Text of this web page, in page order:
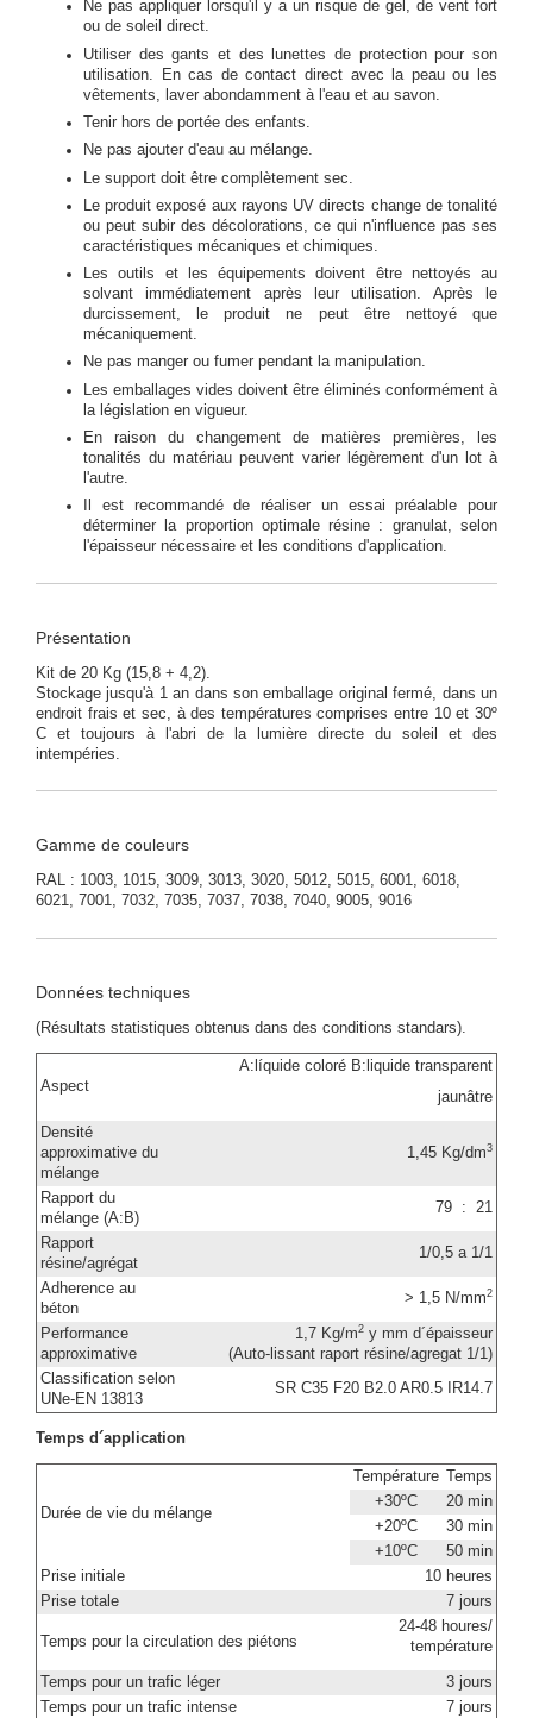
Ne pas appliquer lorsqu'il y a un risque de gel, de vent fort
ou de soleil direct.
Utiliser des gants et des lunettes de protection pour son
utilisation. En cas de contact direct avec la peau ou les
vêtements, laver abondamment à l'eau et au savon.
Tenir hors de portée des enfants.
Ne pas ajouter d'eau au mélange.
Le support doit être complètement sec.
Le produit exposé aux rayons UV directs change de tonalité
ou peut subir des décolorations, ce qui n'influence pas ses
caractéristiques mécaniques et chimiques.
Les outils et les équipements doivent être nettoyés au
solvant immédiatement après leur utilisation. Après le
durcissement, le produit ne peut être nettoyé que
mécaniquement.
Ne pas manger ou fumer pendant la manipulation.
Les emballages vides doivent être éliminés conformément à
la législation en vigueur.
En raison du changement de matières premières, les
tonalités du matériau peuvent varier légèrement d'un lot à
l'autre.
Il est recommandé de réaliser un essai préalable pour
déterminer la proportion optimale résine : granulat, selon
l'épaisseur nécessaire et les conditions d'application.
Présentation
Kit de 20 Kg (15,8 + 4,2).
Stockage jusqu'à 1 an dans son emballage original fermé, dans un
endroit frais et sec, à des températures comprises entre 10 et 30º
C et toujours à l'abri de la lumière directe du soleil et des
intempéries.
Gamme de couleurs
RAL : 1003, 1015, 3009, 3013, 3020, 5012, 5015, 6001, 6018,
6021, 7001, 7032, 7035, 7037, 7038, 7040, 9005, 9016
Données techniques
(Résultats statistiques obtenus dans des conditions standars).
Aspect
A:líquide coloré B:liquide transparent
jaunâtre
Densité
approximative du
mélange
1,45 Kg/dm3
Rapport du
mélange (A:B)
79 : 21
Rapport
résine/agrégat
1/0,5 a 1/1
Adherence au
béton
> 1,5 N/mm2
Performance
approximative
1,7 Kg/m2 y mm d´épaisseur
(Auto-lissant raport résine/agregat 1/1)
Classification selon
UNe-EN 13813
SR C35 F20 B2.0 AR0.5 IR14.7
Temps d´application
Durée de vie du mélange
Température
Temps
+30ºC
20 min
+20ºC
30 min
+10ºC
50 min
Prise initiale
10 heures
Prise totale
7 jours
Temps pour la circulation des piétons
24-48 houres/
température
Temps pour un trafic léger
3 jours
Temps pour un trafic intense
7 jours